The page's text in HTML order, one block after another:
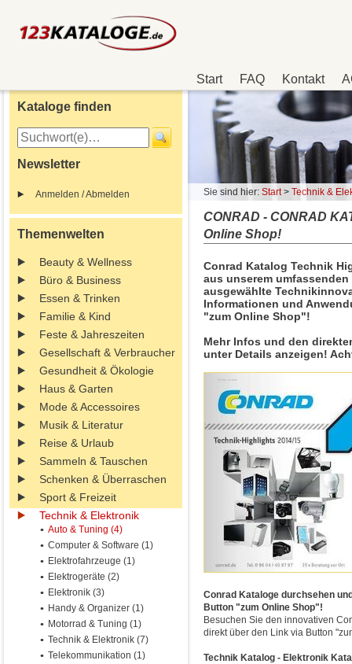
Start FAQ Kontakt
Kataloge finden
Newsletter
Anmelden / Abmelden
Themenwelten
Beauty & Wellness
Büro & Business
Essen & Trinken
Familie & Kind
Feste & Jahreszeiten
Gesellschaft & Verbraucher
Gesundheit & Ökologie
Haus & Garten
Mode & Accessoires
Musik & Literatur
Reise & Urlaub
Sammeln & Tauschen
Schenken & Überraschen
Sport & Freizeit
Technik & Elektronik
Auto & Tuning (4)
Computer & Software (1)
Elektrofahrzeuge (1)
Elektrogeräte (2)
Elektronik (3)
Handy & Organizer (1)
Motorrad & Tuning (1)
Technik & Elektronik (7)
Telekommunikation (1)
Sie sind hier: Start> Technik &
CONRAD - CONRAD
Online Shop!
Conrad Katalog Technik
aus unserem
ausgewählte
Informationen und
"zum Online Shop"!
Mehr Infos und den
unter Details anzeigen!
Conrad Kataloge durchsehen
Button "zum Online Shop"!
Besuchen Sie den innovativen
direkt über den Link via Button
Technik Katalog - Elektronik